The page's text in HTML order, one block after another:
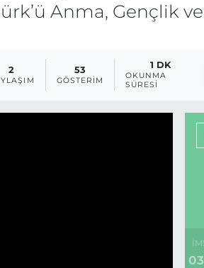
Anma, Gençlik ve
2 53
GÖSTERIM
1 DK
OKUNMA
SÜRESI